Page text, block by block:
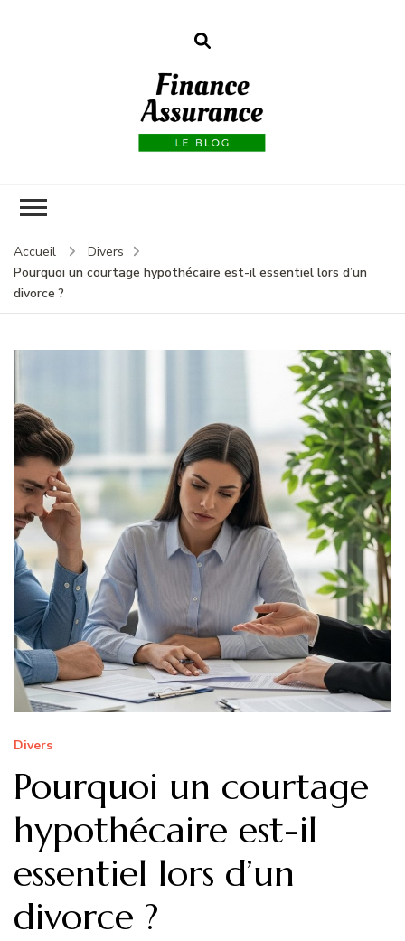
Accueil
Divers
Pourquoi un courtage hypothécaire est-il essentiel lors d’un
divorce ?
Divers
Pourquoi un courtage
hypothécaire est-il
essentiel lors d’un
divorce ?